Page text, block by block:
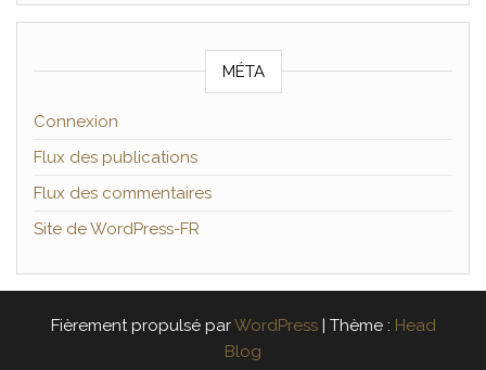
MÉTA
Connexion
Flux des publications
Flux des commentaires
Site de WordPress-FR
Fièrement propulsé parWordPress | Thème : Head
Blog